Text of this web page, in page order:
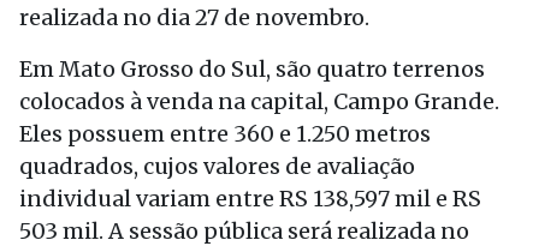
realizada no dia 27 de novembro.
Em Mato Grosso do Sul, são quatro terrenos
colocados à venda na capital, Campo Grande.
Eles possuem entre 360 e 1.250 metros
quadrados, cujos valores de avaliação
individual variam entre RS 138,597 mil e RS
503 mil. A sessão pública será realizada no